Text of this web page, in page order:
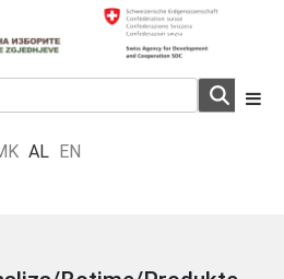
AL EN